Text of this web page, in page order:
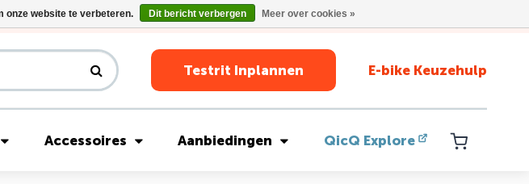
direct uit voorraad leverbaar!
Testrit Inplannen E-bike Keuzehulp
Accessoires Aanbiedingen QicQ Explore
onze website te verbeteren. Dit bericht verbergen Meer over cookies »